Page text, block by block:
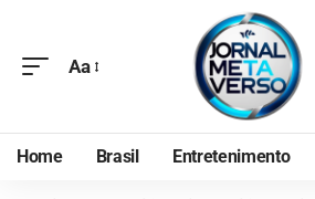
Aa
Home Brasil Entretenimento